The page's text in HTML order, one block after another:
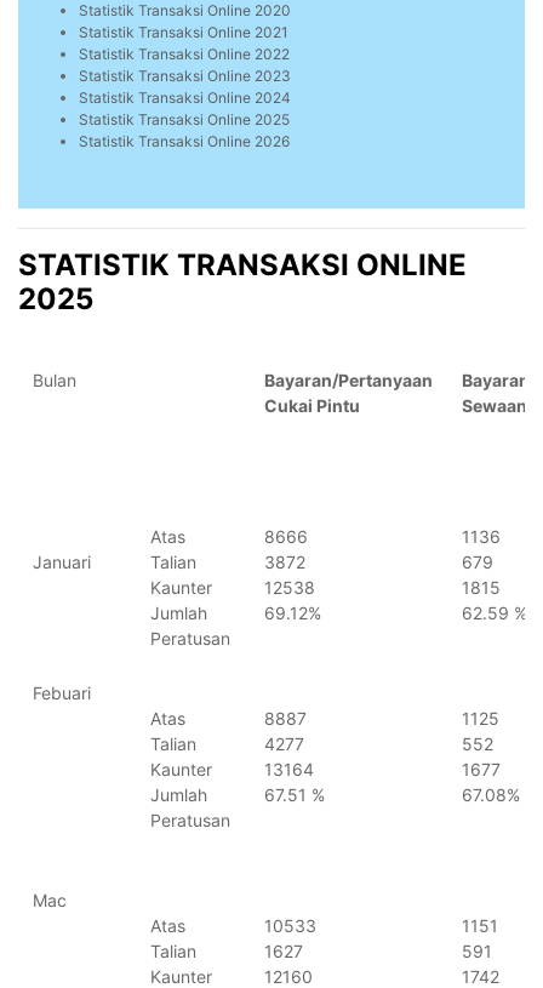
Statistik Transaksi Online 2020
Statistik Transaksi Online 2021
Statistik Transaksi Online 2022
Statistik Transaksi Online 2023
Statistik Transaksi Online 2024
Statistik Transaksi Online 2025
Statistik Transaksi Online 2026
STATISTIK TRANSAKSI ONLINE
2025
Bulan
Bayaran/Pertanyaan
Cukai Pintu
Bayaran/
Sewaan
Januari
Atas
Talian
Kaunter
Jumlah
Peratusan
8666
3872
12538
69.12%
1136
679
1815
62.59 %
Febuari
Atas
Talian
Kaunter
Jumlah
Peratusan
8887
4277
13164
67.51 %
1125
552
1677
67.08%
Mac
Atas
Talian
Kaunter
10533
1627
12160
1151
591
1742